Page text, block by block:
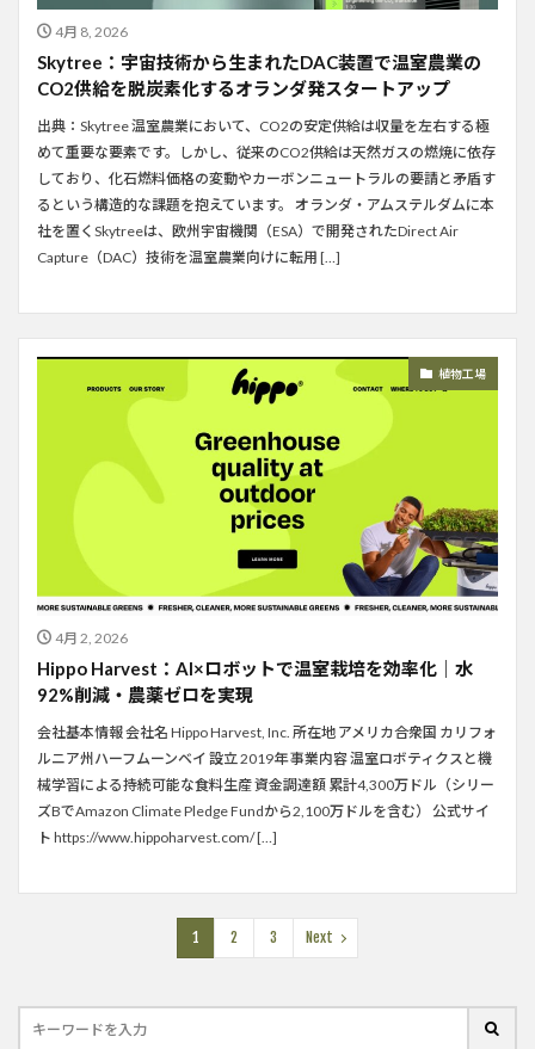
4月 8, 2026
Skytree：宇宙技術から生まれたDAC装置で温室農業の
CO2供給を脱炭素化するオランダ発スタートアップ
出典：Skytree 温室農業において、CO2の安定供給は収量を左右する極
めて重要な要素です。しかし、従来のCO2供給は天然ガスの燃焼に依存
しており、化石燃料価格の変動やカーボンニュートラルの要請と矛盾す
るという構造的な課題を抱えています。 オランダ・アムステルダムに本
社を置くSkytreeは、欧州宇宙機関（ESA）で開発されたDirect Air
Capture（DAC）技術を温室農業向けに転用 […]
植物工場
4月 2, 2026
Hippo Harvest：AI×ロボットで温室栽培を効率化｜水
92%削減・農薬ゼロを実現
会社基本情報 会社名 Hippo Harvest, Inc. 所在地 アメリカ合衆国 カリフォ
ルニア州ハーフムーンベイ 設立 2019年 事業内容 温室ロボティクスと機
械学習による持続可能な食料生産 資金調達額 累計4,300万ドル（シリー
ズBでAmazon Climate Pledge Fundから2,100万ドルを含む） 公式サイ
ト https://www.hippoharvest.com/ […]
1 2 3 Next